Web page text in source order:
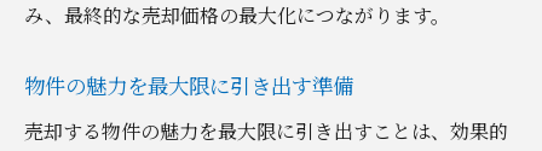
す
売
地元メディアを利用した広報戦略
み、最終的な売却価格の最大化につながります。
物件の魅力を最大限に引き出す準備
売却する物件の魅力を最大限に引き出すことは、効果的